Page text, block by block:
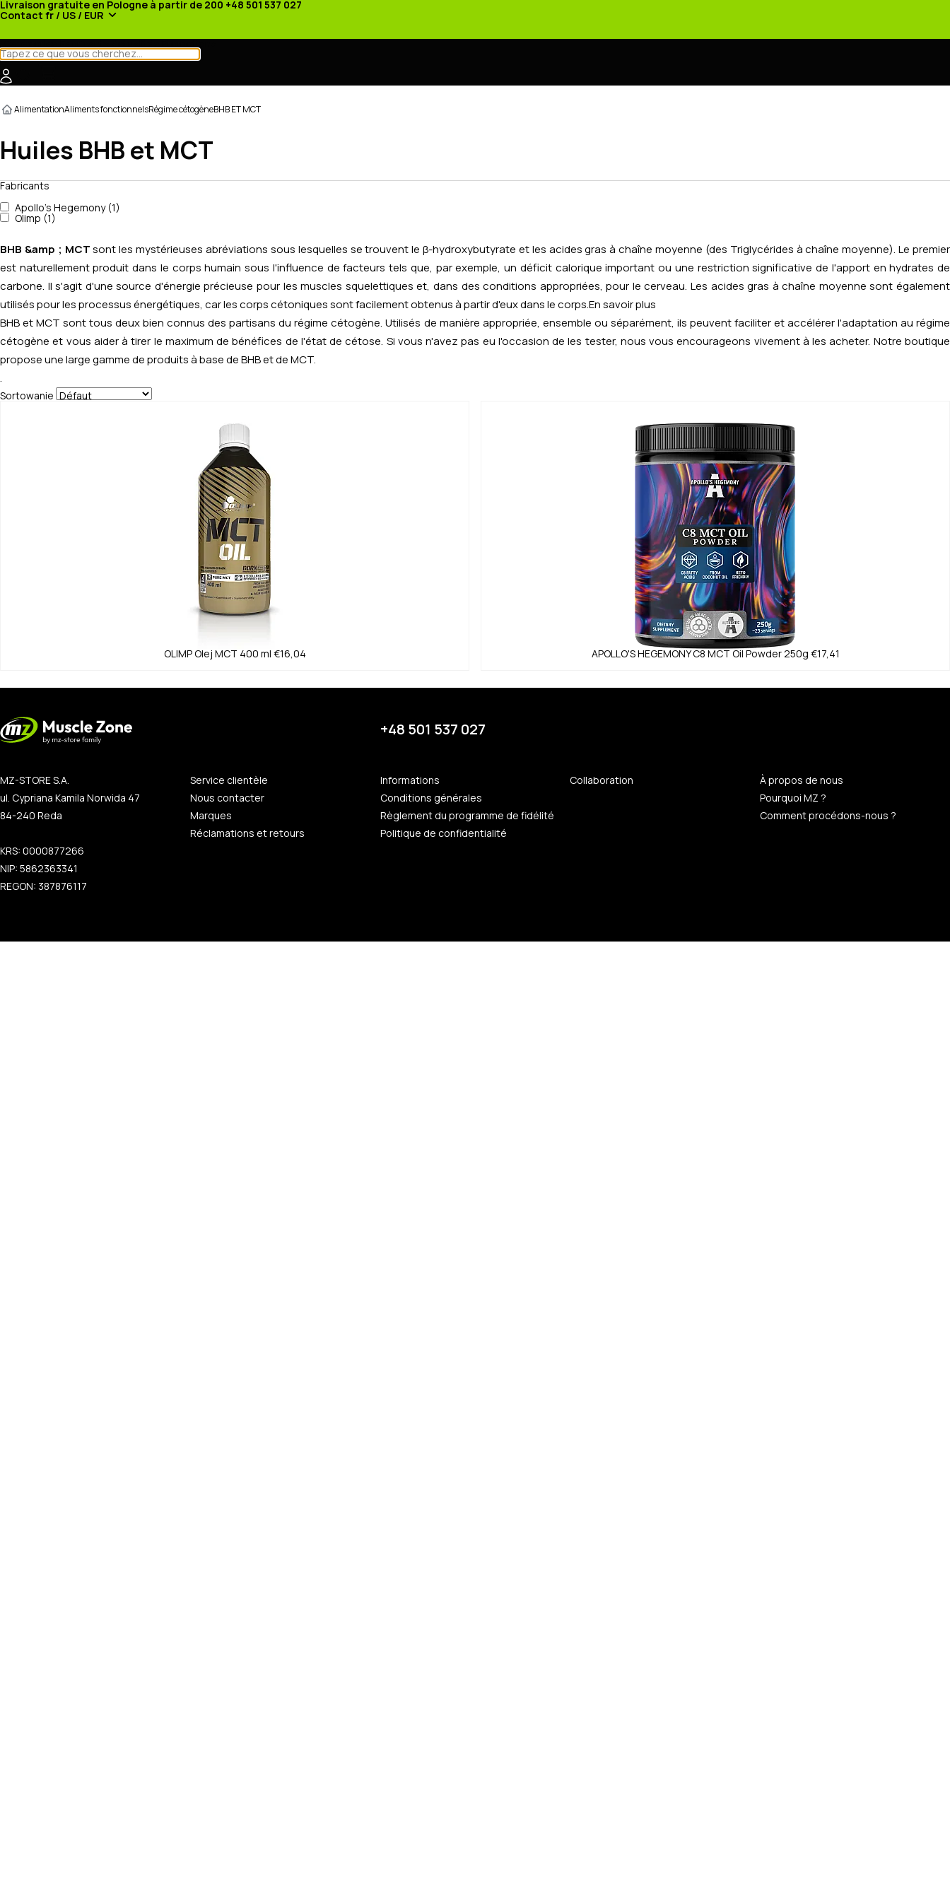
Livraison gratuite en Pologne à partir de 200 +48 501 537 027
Contact fr / US / EUR
AlimentationAliments fonctionnelsRégime cétogèneBHB ET MCT
Huiles BHB et MCT
Fabricants
Apollo's Hegemony (1)
Olimp (1)
BHB &amp ; MCT sont les mystérieuses abréviations sous lesquelles se trouvent le β-hydroxybutyrate et les acides gras à chaîne moyenne (des Triglycérides à chaîne moyenne). Le premier
est naturellement produit dans le corps humain sous l'influence de facteurs tels que, par exemple, un déficit calorique important ou une restriction significative de l'apport en hydrates de
carbone. Il s'agit d'une source d'énergie précieuse pour les muscles squelettiques et, dans des conditions appropriées, pour le cerveau. Les acides gras à chaîne moyenne sont également
utilisés pour les processus énergétiques, car les corps cétoniques sont facilement obtenus à partir d'eux dans le corps. En savoir plus
BHB et MCT sont tous deux bien connus des partisans du régime cétogène. Utilisés de manière appropriée, ensemble ou séparément, ils peuvent faciliter et accélérer l'adaptation au régime
cétogène et vous aider à tirer le maximum de bénéfices de l'état de cétose. Si vous n'avez pas eu l'occasion de les tester, nous vous encourageons vivement à les acheter. Notre boutique
propose une large gamme de produits à base de BHB et de MCT.
Sortowanie
OLIMP Olej MCT 400 ml €16,04 APOLLO'S HEGEMONY C8 MCT Oil Powder 250g €17,41
+48 501 537 027
MZ-STORE S.A.
ul. Cypriana Kamila Norwida 47
84-240 Reda
KRS: 0000877266
NIP: 5862363341
REGON: 387876117
Service clientèle
Nous contacter
Marques
Réclamations et retours
Informations
Conditions générales
Règlement du programme de fidélité
Politique de confidentialité
Collaboration
À propos de nous
Pourquoi MZ ?
Comment procédons-nous ?